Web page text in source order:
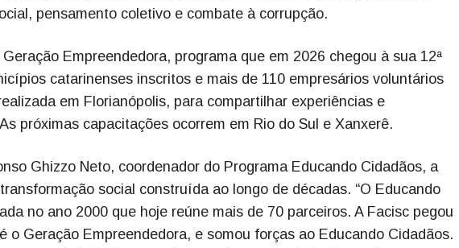
pensamento coletivo e combate à corrupção.
Empreendedora, programa que em 2026 chegou à sua 12ª
catarinenses inscritos e mais de 110 empresários voluntários
em Florianópolis, para compartilhar experiências e
próximas capacitações ocorrem em Rio do Sul e Xanxerê.
Ghizzo Neto, coordenador do Programa Educando Cidadãos, a
social construída ao longo de décadas. “O Educando
no ano 2000 que hoje reúne mais de 70 parceiros. A Facisc pegou
o Geração Empreendedora, e somou forças ao Educando Cidadãos.